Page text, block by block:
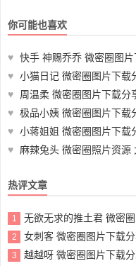
你可能也喜欢
♥ 快手 神赐乔乔 微密圈图片
♥ 小猫日记 微密圈图片下载
♥
周温柔 微密圈图片下载分享 VIP嘉宾
♥ 极品小姨 微密圈图片下载分享
♥ 小蒋姐姐 微密圈图片下载
♥
麻辣兔头 微密圈照片资源
热评文章
1 无欲无求的推土君 微密圈图片下载分享
2 女刺客 微密圈图片下载
3 越越呀 微密圈图片下载分享